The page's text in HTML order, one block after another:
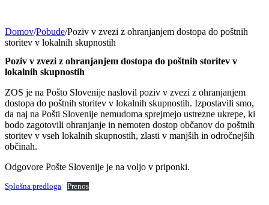
Domov/Pobude/Poziv v zvezi z ohranjanjem dostopa do poštnih
storitev v lokalnih skupnostih
Poziv v zvezi z ohranjanjem dostopa do poštnih storitev v
lokalnih skupnostih
ZOS je na Pošto Slovenije naslovil poziv v zvezi z ohranjanjem
dostopa do poštnih storitev v lokalnih skupnostih. Izpostavili smo,
da naj na Pošti Slovenije nemudoma sprejmejo ustrezne ukrepe, ki
bodo zagotovili ohranjanje in nemoten dostop občanov do poštnih
storitev v vseh lokalnih skupnostih, zlasti v manjših in odročnejših
občinah.
Odgovore Pošte Slovenije je na voljo v priponki.
Splošna predloga Prenos